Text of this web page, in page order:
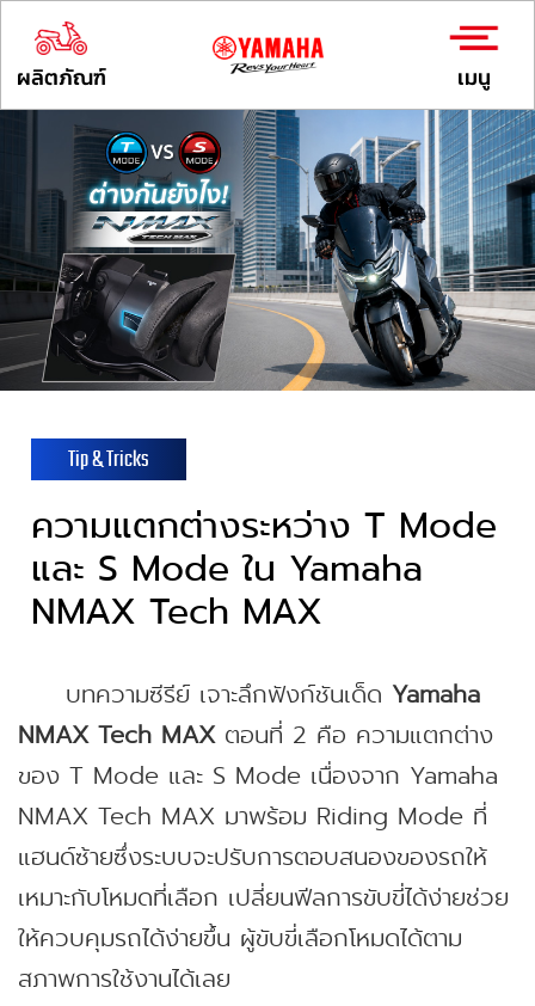
ผลิตภัณฑ์ เมนู
Tip & Tricks
ความแตกต่างระหว่าง T Mode
และ S Mode ใน Yamaha
NMAX Tech MAX
บทความซีรีย์ เจาะลึกฟังก์ชันเด็ด Yamaha
NMAX Tech MAXตอนที่ 2 คือ ความแตกต่าง
ของ T Mode และ S Mode เนื่องจาก Yamaha
NMAX Tech MAX มาพร้อม Riding Mode ที่
แฮนด์ซ้ายซึ่งระบบจะปรับการตอบสนองของรถให้
เหมาะกับโหมดที่เลือก เปลี่ยนฟีลการขับขี่ได้ง่ายช่วย
ให้ควบคุมรถได้ง่ายขึ้น ผู้ขับขี่เลือกโหมดได้ตาม
สภาพการใช้งานได้เลย